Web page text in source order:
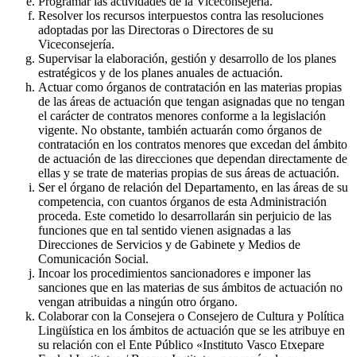
Resolver los recursos interpuestos contra las resoluciones
adoptadas por las Directoras o Directores de su
Viceconsejería.
Supervisar la elaboración, gestión y desarrollo de los planes
estratégicos y de los planes anuales de actuación.
Actuar como órganos de contratación en las materias propias
de las áreas de actuación que tengan asignadas que no tengan
el carácter de contratos menores conforme a la legislación
vigente. No obstante, también actuarán como órganos de
contratación en los contratos menores que excedan del ámbito
de actuación de las direcciones que dependan directamente de
ellas y se trate de materias propias de sus áreas de actuación.
Ser el órgano de relación del Departamento, en las áreas de su
competencia, con cuantos órganos de esta Administración
proceda. Este cometido lo desarrollarán sin perjuicio de las
funciones que en tal sentido vienen asignadas a las
Direcciones de Servicios y de Gabinete y Medios de
Comunicación Social.
Incoar los procedimientos sancionadores e imponer las
sanciones que en las materias de sus ámbitos de actuación no
vengan atribuidas a ningún otro órgano.
Colaborar con la Consejera o Consejero de Cultura y Política
Lingüística en los ámbitos de actuación que se les atribuye en
su relación con el Ente Público «Instituto Vasco Etxepare